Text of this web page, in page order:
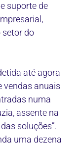
suporte de
setor do
até agora
vendas anuais
numa
assente na
soluções”.
uma dezena